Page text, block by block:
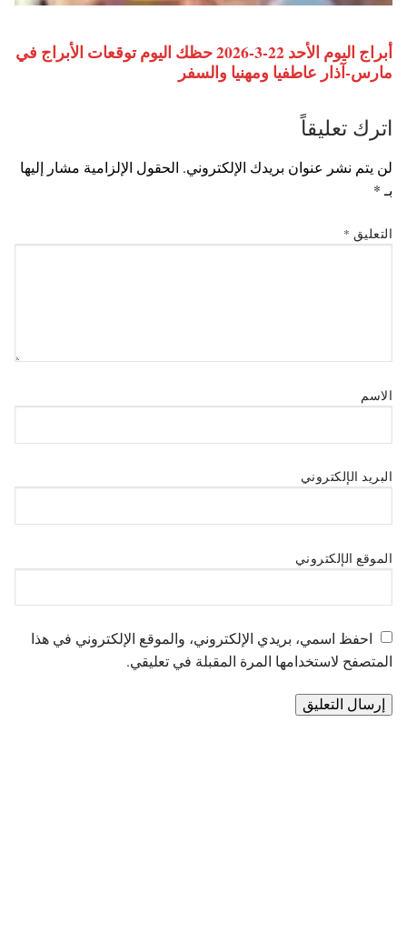
أبراج اليوم الأحد 22-3-2026 حظك اليوم توقعات الأبراج في
مارس-آذار عاطفيا ومهنيا والسفر
اترك تعليقاً
لن يتم نشر عنوان بريدك الإلكتروني. الحقول الإلزامية مشار إليها
بـ *
التعليق *
الاسم
البريد الإلكتروني
الموقع الإلكتروني
احفظ اسمي، بريدي الإلكتروني، والموقع الإلكتروني في هذا
المتصفح لاستخدامها المرة المقبلة في تعليقي.